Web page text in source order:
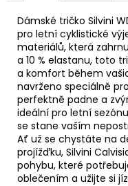
Dámské tričko Silvini
pro letní cyklistické
materiálů, která
a 10 % elastanu, toto
a komfort během
navrženo speciálně
perfektně padne a
ideální pro letní
se stane vaším
Ať už se chystáte na
projížďku, Silvini
pohybu, které
oblečením a užijte si